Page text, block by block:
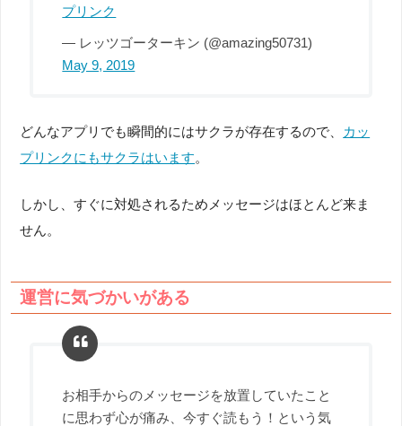
プリンク
— レッツゴーターキン (@amazing50731)
May 9, 2019
どんなアプリでも瞬間的にはサクラが存在するので、
カッ
プリンクにもサクラはいます。
しかし、すぐに対処されるためメッセージはほとんど来ま
せん。
運営に気づかいがある
お相手からのメッセージを放置していたこと
に思わず心が痛み、今すぐ読もう！という気